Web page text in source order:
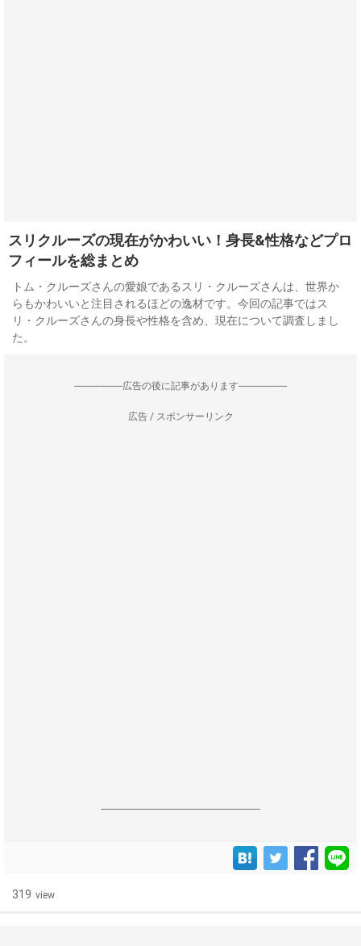
スリクルーズの現在がかわいい！身長&性格などプロ
フィールを総まとめ
トム・クルーズさんの愛娘であるスリ・クルーズさんは、世界か
らもかわいいと注目されるほどの逸材です。今回の記事ではス
リ・クルーズさんの身長や性格を含め、現在について調査しまし
た。
--------------------広告の後に記事があります--------------------
広告 / スポンサーリンク
------------------------------------------------------------------
319 view